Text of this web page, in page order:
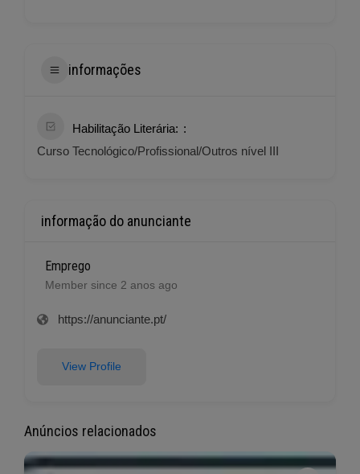
informações
Habilitação Literária:
Curso Tecnológico/Profissional/Outros nível III
informação do anunciante
Emprego
Member since 2 anos ago
https://anunciante.pt/
View Profile
Anúncios relacionados